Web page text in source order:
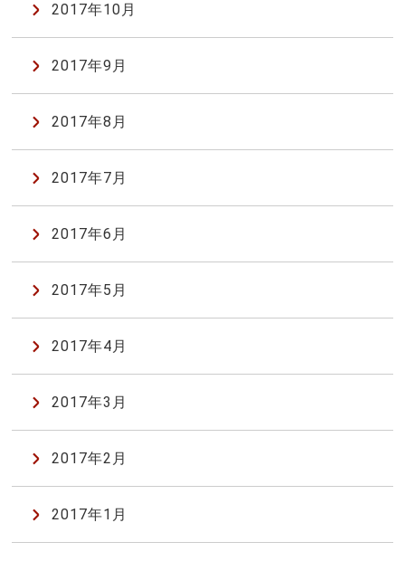
2017年10月
2017年9月
2017年8月
2017年7月
2017年6月
2017年5月
2017年4月
2017年3月
2017年2月
2017年1月